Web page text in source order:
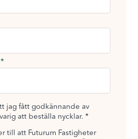
*
jag fått godkännande av
att beställa nycklar. *
till att Futurum Fastigheter